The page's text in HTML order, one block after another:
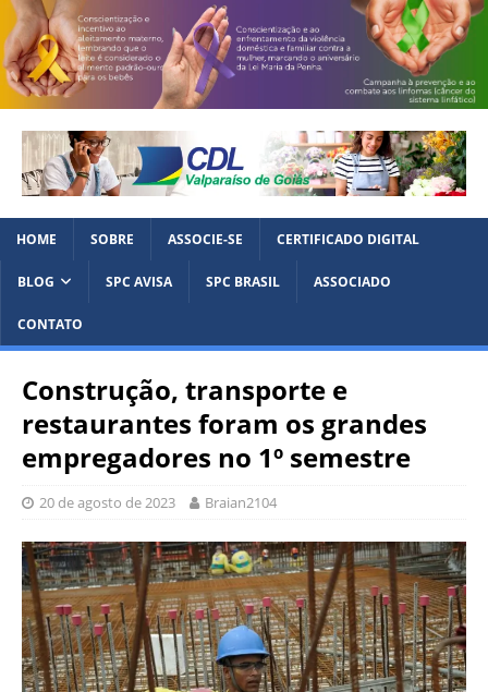
HOME SOBRE ASSOCIE-SE CERTIFICADO DIGITAL
BLOG SPC AVISA SPC BRASIL ASSOCIADO
CONTATO
Construção, transporte e
restaurantes foram os grandes
empregadores​ no 1º semestre
20 de agosto de 2023 Braian2104